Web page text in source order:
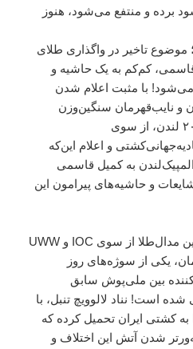
برده و منتفع می‌شود، هنوز
موضوع تاخیر در واگذاری طلای
کم‌کم به یک حاشیه و
با مثبت اعلام شدن
و نایب‌قهرمان سنگین‌وزن
کشتی‌آزاد بازیهای‌المپیک ۲۰۱۲ لندن، از سوی
و اعلام این‌که
المپیک‌لندن به کمیل قاسمی
و حاشیه‌های پیرامون این
متاسفانه تاخیر در واگذاری این مدال‌طلا از سوی IOC و UWW
کشورمان، یکی از سوژه‌های روز
بین ملی‌پوش سابق
است! نناد لالوویچ تنبل، با
کشتی ایران تحمیل کرده که
شدن آتش این اختلاف و